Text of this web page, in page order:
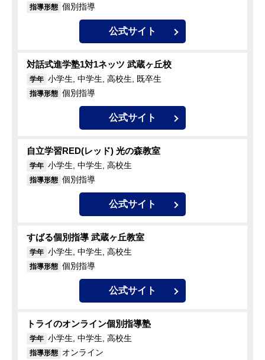
指導形態 個別指導
公式サイト
対話式進学塾1対1ネッツ 武蔵ヶ丘校
学年 小学生, 中学生, 高校生, 既卒生
指導形態 個別指導
公式サイト
自立学習RED(レッド) 光の森教室
学年 小学生, 中学生, 高校生
指導形態 個別指導
公式サイト
すばる個別指導 武蔵ヶ丘教室
学年 小学生, 中学生, 高校生
指導形態 個別指導
公式サイト
トライのオンライン個別指導塾
学年 小学生, 中学生, 高校生
指導形態 オンライン